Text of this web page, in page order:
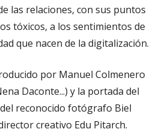
las relaciones, con sus puntos
tóxicos, a los sentimientos de
que nacen de la digitalización.
por Manuel Colmenero
Daconte...) y la portada del
reconocido fotógrafo Biel
creativo Edu Pitarch.